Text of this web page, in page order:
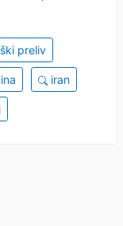
preliv
iran